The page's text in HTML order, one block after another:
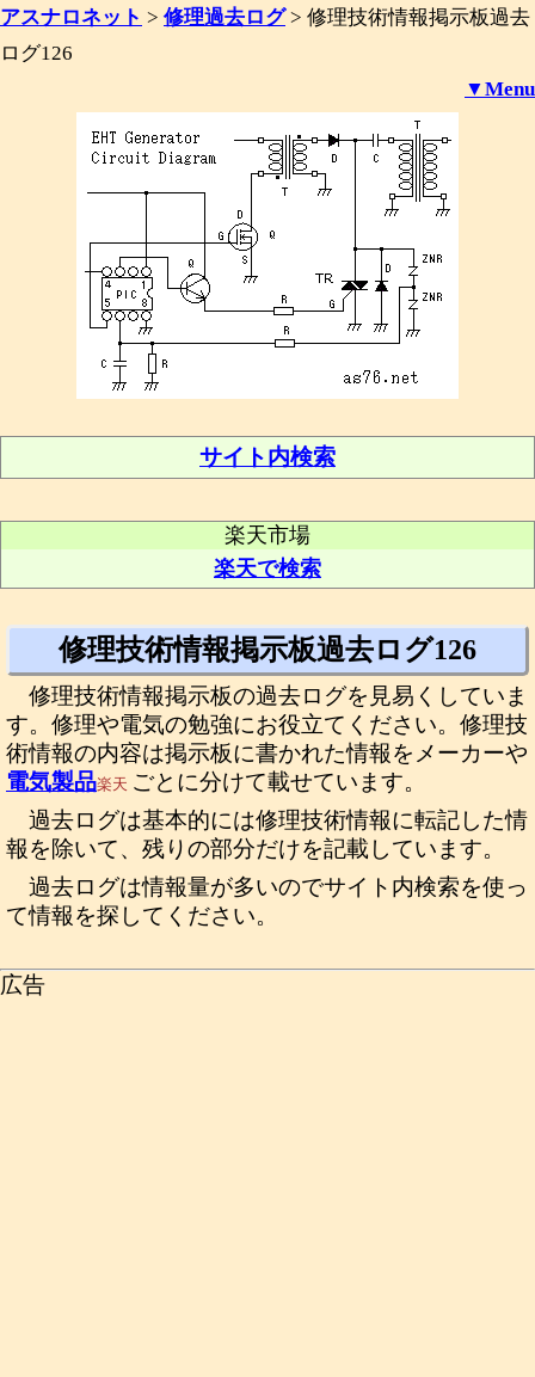
アスナロネット > 修理過去ログ> 修理技術情報掲示板過去
ログ126
▼Menu
サイト内検索
楽天市場
楽天で検索
修理技術情報掲示板過去ログ126
修理技術情報掲示板の過去ログを見易くしていま
す。修理や電気の勉強にお役立てください。修理技
術情報の内容は掲示板に書かれた情報をメーカーや
電気製品楽天 ごとに分けて載せています。
過去ログは基本的には修理技術情報に転記した情
報を除いて、残りの部分だけを記載しています。
過去ログは情報量が多いのでサイト内検索を使っ
て情報を探してください。
広告